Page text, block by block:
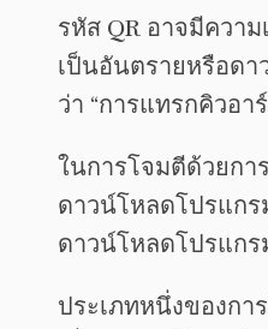
รหัส QR อาจมีควา
เป็นอันตรายหรือด
ว่า “การแทรกคิวอา
ในการโจมตีด้วยกา
ดาวน์โหลดโปรแกร
ดาวน์โหลดโปรแก
ประเภทหนึ่งของกา